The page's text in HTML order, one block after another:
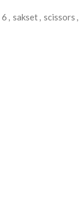
6 , sakset, scissors ,